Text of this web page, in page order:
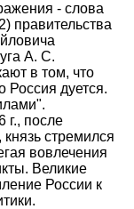
- слова
правительства
А. С.
в том, что
Россия дуется.
г., после
стремился
вовлечения
Великие
России к